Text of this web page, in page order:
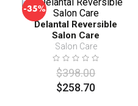
-35%
Delantal Reversible
Salon Care
Salon Care
$398.00
$258.70